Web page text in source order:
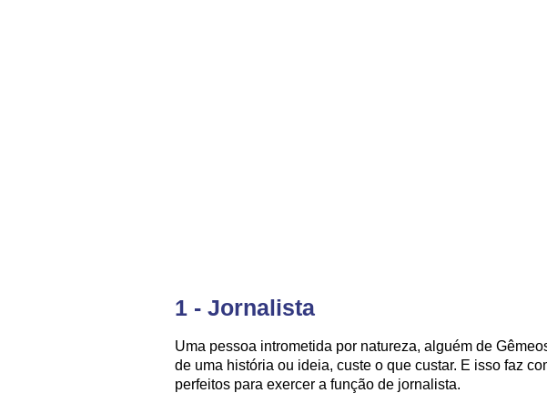
1 - Jornalista
Uma pessoa intrometida por natureza, alguém de
de uma história ou ideia, custe o que custar. E isso faz
perfeitos para exercer a função de jornalista.